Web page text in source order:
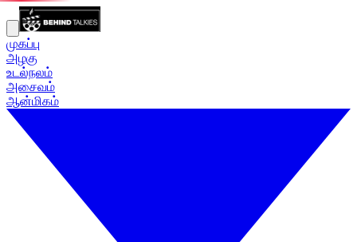
முகப்பு
அழகு
உடல்நலம்
அசைவம்
ஆன்மிகம்